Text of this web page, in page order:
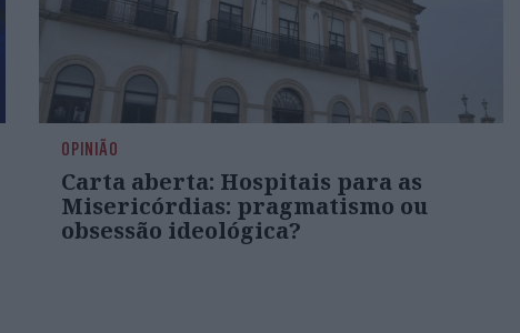
OPINIÃO
Carta aberta: Hospitais para as
Misericórdias: pragmatismo ou
obsessão ideológica?